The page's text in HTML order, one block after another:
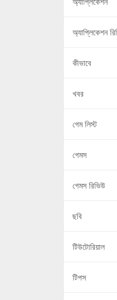
অ্যাপ্লিকেশন
কীভাবে
খবর
গেম লিস্ট
গেমস
গেমস রিভিউ
ছবি
টিউটোরিয়াল
টিপস